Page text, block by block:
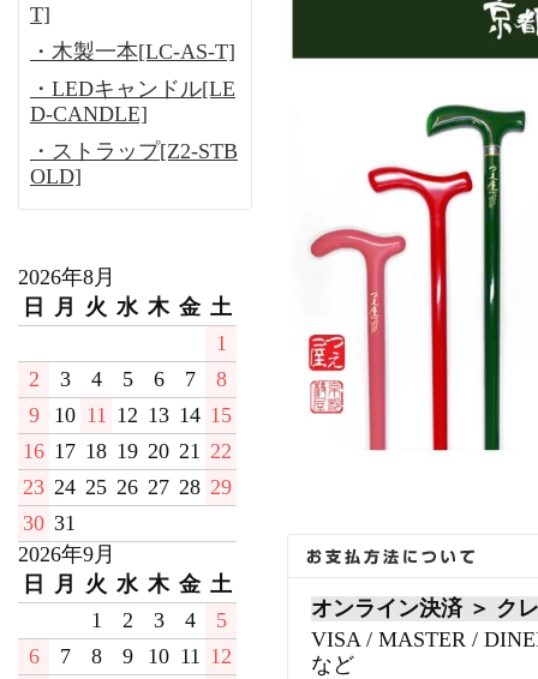
T]
・木製一本[LC-AS-T]
・LEDキャンドル[LE
D-CANDLE]
・ストラップ[Z2-STB
OLD]
2026年8月
日
月 火 水 木 金 土
1
2
3 4 5 6 7
8
9
10 11 12 13 14 15
16 17 18 19 20 21 22
23 24 25 26 27 28 29
30 31
2026年9月
日
月 火 水 木 金 土
1
2 3 4
5
6
7 8 9 10 11 12
オンライン決済 ＞ ク
VISA / MASTER /
など